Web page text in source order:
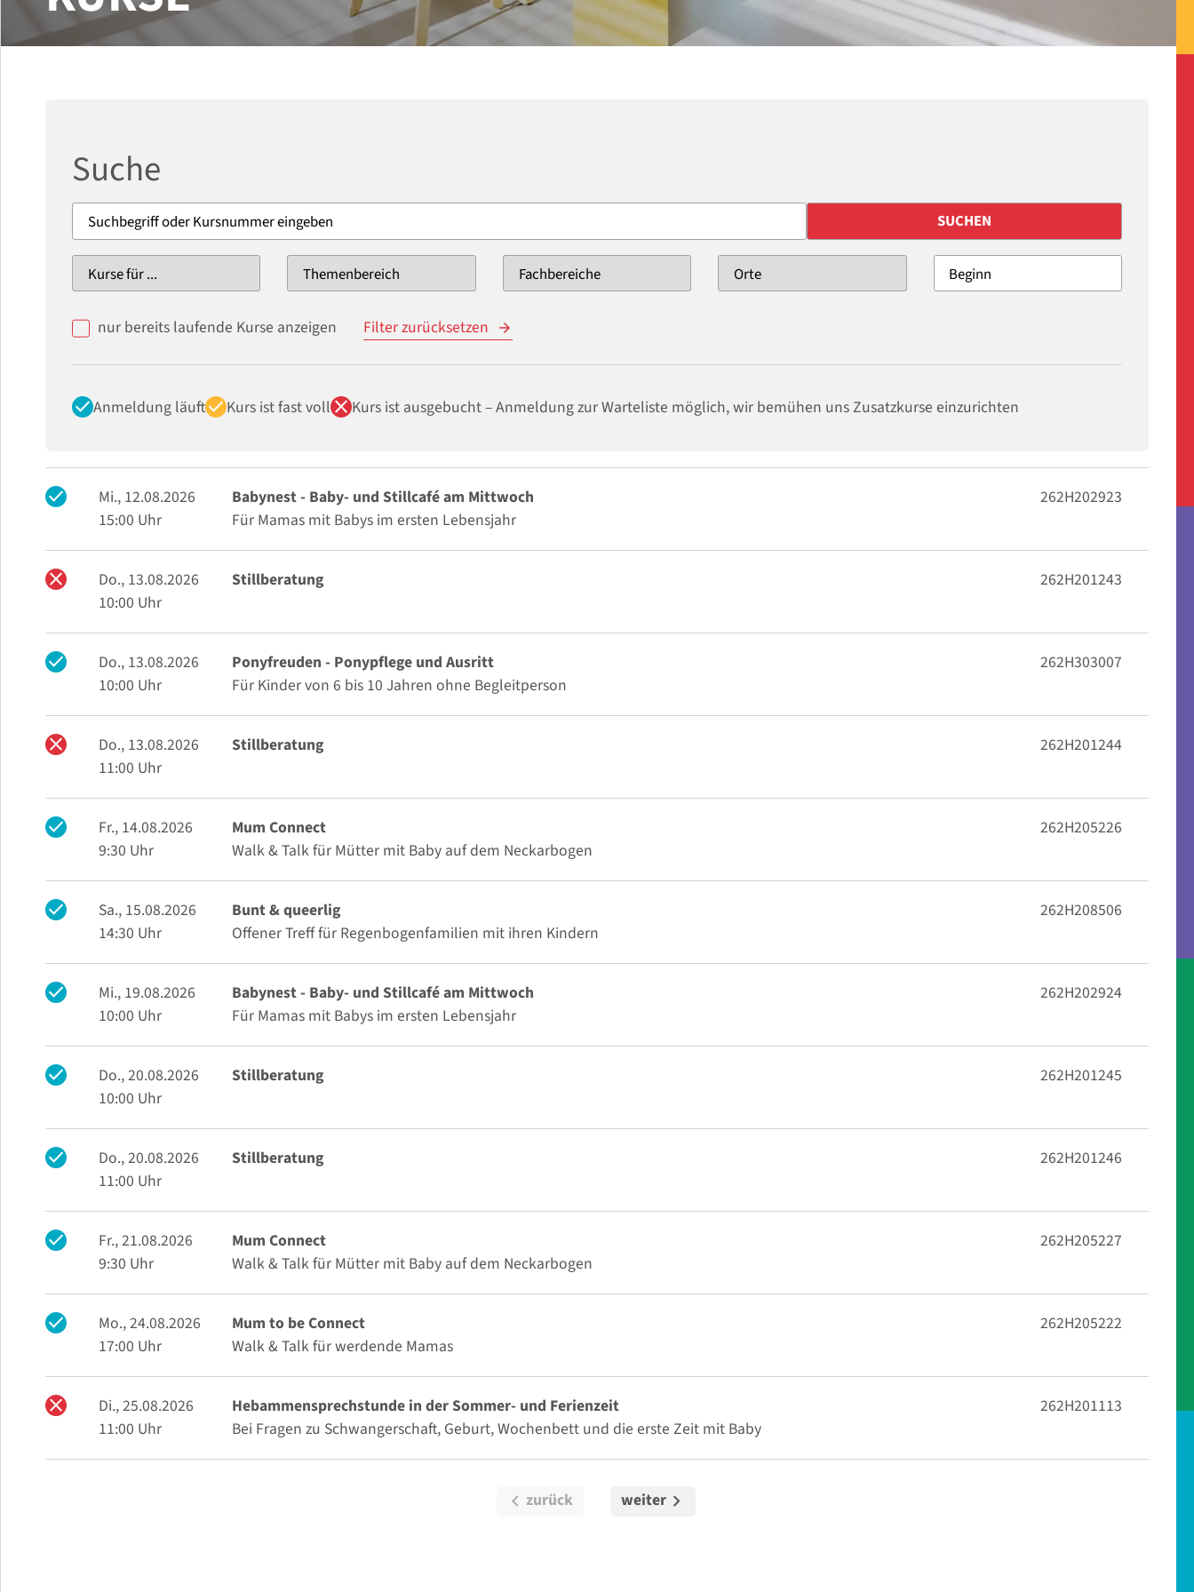
Suche
SUCHEN
nur bereits laufende Kurse anzeigen Filter zurücksetzen
checkAnmeldung läuftcheckKurs ist fast vollcloseKurs ist ausgebucht – Anmeldung zur Warteliste möglich, wir bemühen uns Zusatzkurse einzurichten
check
Mi., 12.08.2026
15:00 Uhr
Babynest - Baby- und Stillcafé am Mittwoch
Für Mamas mit Babys im ersten Lebensjahr
262H202923
close
Do., 13.08.2026
10:00 Uhr
Stillberatung 262H201243
check
Do., 13.08.2026
10:00 Uhr
Ponyfreuden - Ponypflege und Ausritt
Für Kinder von 6 bis 10 Jahren ohne Begleitperson
262H303007
close
Do., 13.08.2026
11:00 Uhr
Stillberatung 262H201244
check
Fr., 14.08.2026
9:30 Uhr
Mum Connect
Walk & Talk für Mütter mit Baby auf dem Neckarbogen
262H205226
check
Sa., 15.08.2026
14:30 Uhr
Bunt & queerlig
Offener Treff für Regenbogenfamilien mit ihren Kindern
262H208506
check
Mi., 19.08.2026
10:00 Uhr
Babynest - Baby- und Stillcafé am Mittwoch
Für Mamas mit Babys im ersten Lebensjahr
262H202924
check
Do., 20.08.2026
10:00 Uhr
Stillberatung 262H201245
check
Do., 20.08.2026
11:00 Uhr
Stillberatung 262H201246
check
Fr., 21.08.2026
9:30 Uhr
Mum Connect
Walk & Talk für Mütter mit Baby auf dem Neckarbogen
262H205227
check
Mo., 24.08.2026
17:00 Uhr
Mum to be Connect
Walk & Talk für werdende Mamas
262H205222
close
Di., 25.08.2026
11:00 Uhr
Hebammensprechstunde in der Sommer- und Ferienzeit
Bei Fragen zu Schwangerschaft, Geburt, Wochenbett und die erste Zeit mit Baby
262H201113
chevron_left zurück weiter chevron_right